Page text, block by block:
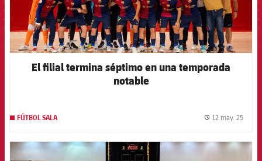
El filial termina séptimo en una temporada
notable
FÚTBOL SALA 12 may. 25
FCB Barcelona badge